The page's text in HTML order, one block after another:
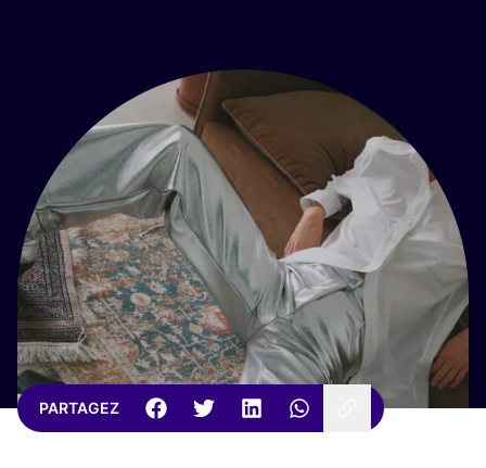
PARTAGEZ